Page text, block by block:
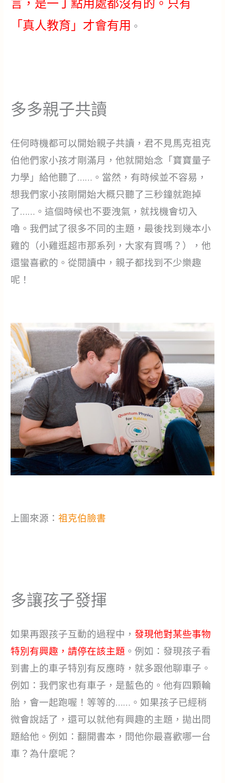
「真人教育」才會有用 。
多多親子共讀
任何時機都可以開始親子共讀，君不見馬克祖克
伯他們家小孩才剛滿月，他就開始念「寶寶量子
力學」給他聽了……。當然，有時候並不容易，
想我們家小孩剛開始大概只聽了三秒鐘就跑掉
了……。這個時候也不要洩氣，就找機會切入
嚕。我們試了很多不同的主題，最後找到幾本小
雞的（小雞逛超市那系列，大家有買嗎？），他
還蠻喜歡的。從閱讀中，親子都找到不少樂趣
呢！
上圖來源：祖克伯臉書
多讓孩子發揮
如果再跟孩子互動的過程中，發現他對某些事物
特別有興趣，請停在該主題 。例如：發現孩子看
到書上的車子特別有反應時，就多跟他聊車子。
例如：我們家也有車子，是藍色的。他有四顆輪
胎，會一起跑喔！等等的……。如果孩子已經稍
微會說話了，還可以就他有興趣的主題，拋出問
題給他。例如：翻開書本，問他你最喜歡哪一台
車？為什麼呢？